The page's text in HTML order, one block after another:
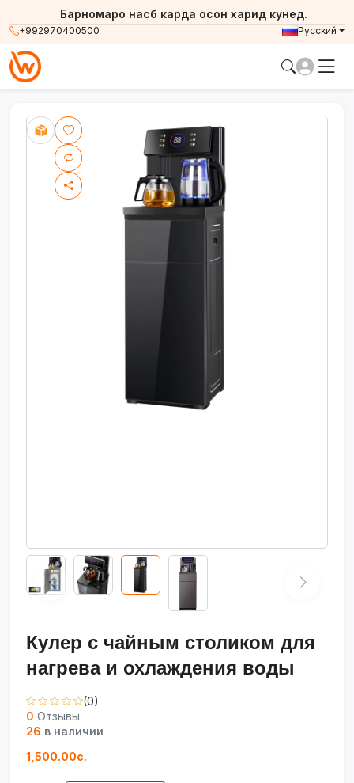
+992970400500
Барномаро насб карда осон харид кунед.
Русский
Кулер с чайным столиком для
нагрева и охлаждения воды
(0)
0 Отзывы
26 в наличии
1,500.00с.